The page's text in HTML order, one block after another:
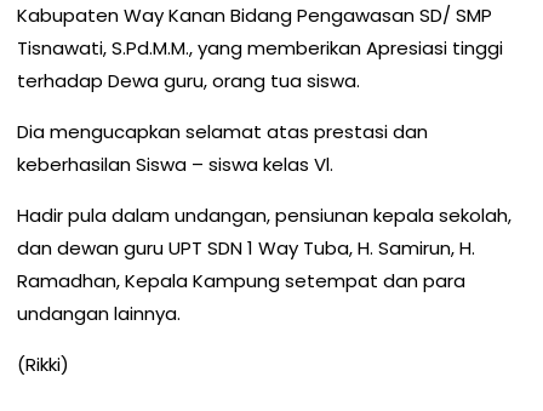
Kabupaten Way Kanan Bidang Pengawasan SD/ SMP
Tisnawati, S.Pd.M.M., yang memberikan Apresiasi tinggi
terhadap Dewa guru, orang tua siswa.
Dia mengucapkan selamat atas prestasi dan
keberhasilan Siswa – siswa kelas Vl.
Hadir pula dalam undangan, pensiunan kepala sekolah,
dan dewan guru UPT SDN 1 Way Tuba, H. Samirun, H.
Ramadhan, Kepala Kampung setempat dan para
undangan lainnya.
(Rikki)